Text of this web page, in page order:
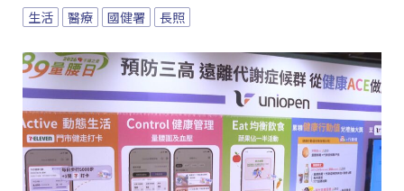
生活 醫療 國健署 長照